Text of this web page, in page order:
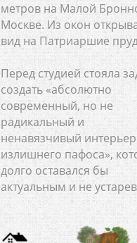
метров на Малой
Москве. Из окон
вид на Патриаршие
Перед студией стояла
создать «абсолютно
современный, но не
радикальный и
ненавязчивый
излишнего пафоса»,
долго оставался бы
актуальным и не